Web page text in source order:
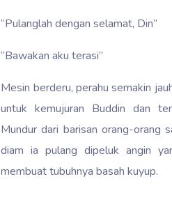
“Pulanglah dengan selamat, Din”
“Bawakan aku terasi”
Mesin berderu, perahu semakin
untuk kemujuran Buddin dan
Mundur dari barisan orang-orang
diam ia pulang dipeluk angin
membuat tubuhnya basah kuyup.